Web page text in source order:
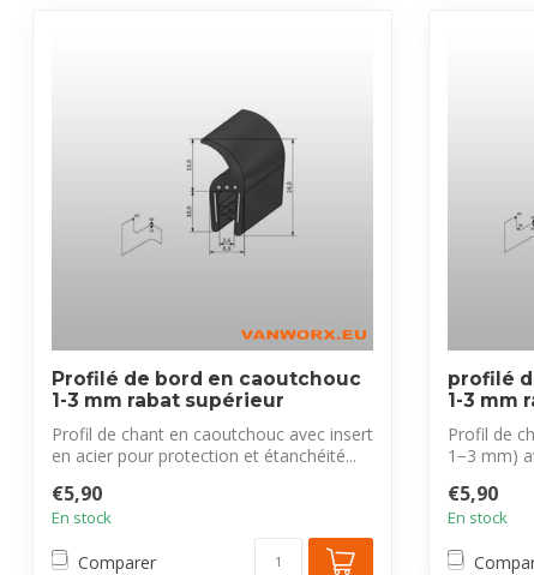
Profilé de bord en caoutchouc
1-3 mm rabat supérieur
Profil de chant en caoutchouc avec insert
en acier pour protection et étanchéité...
€5,90
En stock
Comparer
profilé
1-3 mm
Profil de
1−3 mm)
€5,90
En stock